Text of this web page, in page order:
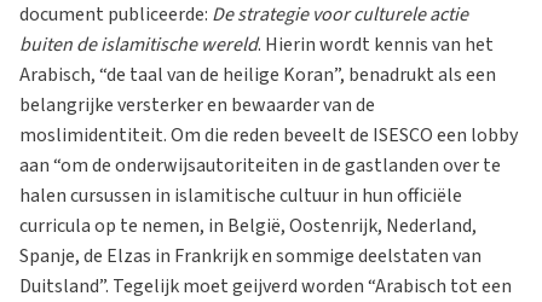
document publiceerde: De strategie voor culturele actie
buiten de islamitische wereld. Hierin wordt kennis van het
Arabisch, “de taal van de heilige Koran”, benadrukt als een
belangrijke versterker en bewaarder van de
moslimidentiteit. Om die reden beveelt de ISESCO een lobby
aan “om de onderwijsautoriteiten in de gastlanden over te
halen cursussen in islamitische cultuur in hun officiële
curricula op te nemen, in België, Oostenrijk, Nederland,
Spanje, de Elzas in Frankrijk en sommige deelstaten van
Duitsland”. Tegelijk moet geijverd worden “Arabisch tot een